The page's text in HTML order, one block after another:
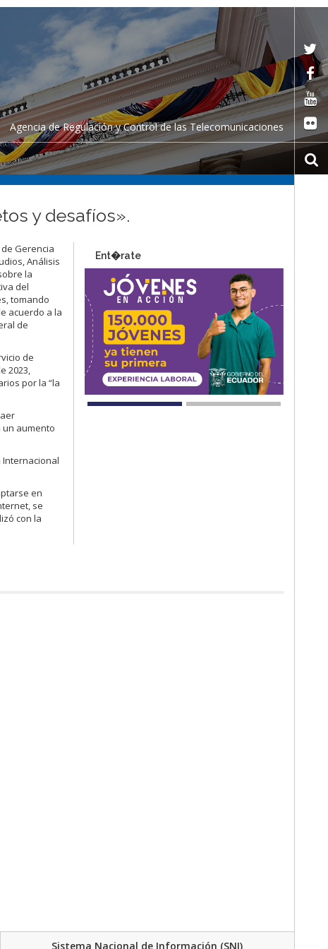
Agencia de Regulación y Control de las Telecomunicaciones
y desafíos».
Gerencia
Análisis
la
del
tomando
acuerdo a la
de
de
2023,
por la “la
un aumento
Internacional
en
se
con la
Ent�rate
Sistema Nacional de Información (SNI)